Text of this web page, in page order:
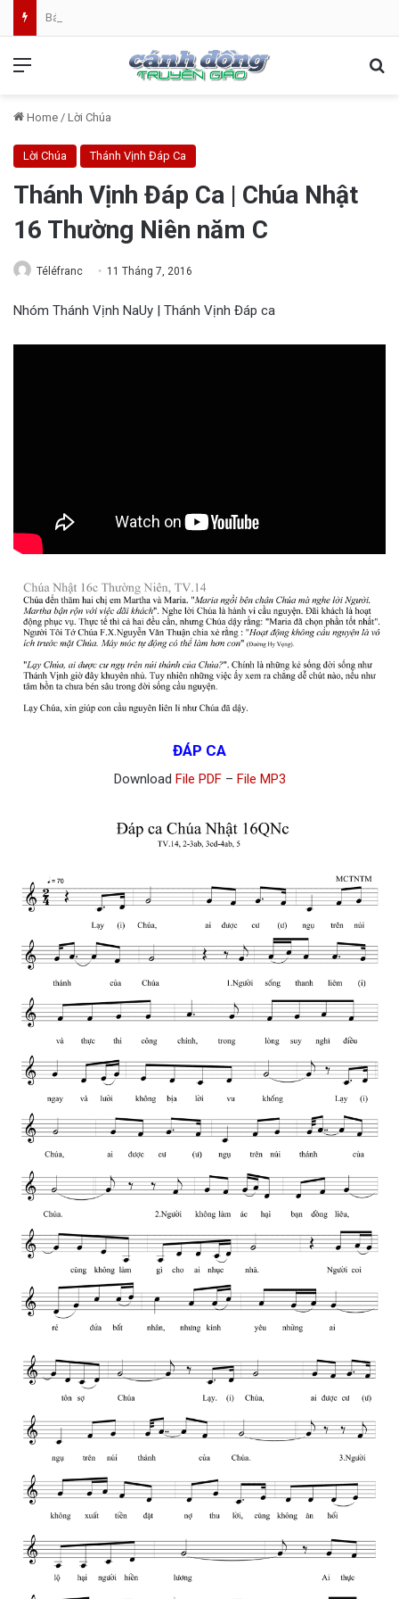
Home / Lời Chúa
Lời Chúa Thánh Vịnh Đáp Ca
Thánh Vịnh Đáp Ca | Chúa Nhật
16 Thường Niên năm C
Téléfranc 11 Tháng 7, 2016
Nhóm Thánh Vịnh NaUy | Thánh Vịnh Đáp ca
ĐÁP CA
Download File PDF– File MP3